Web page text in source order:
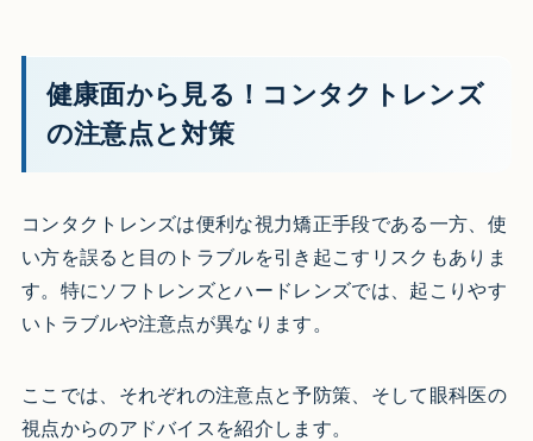
健康面から見る！コンタクトレンズ
の注意点と対策
コンタクトレンズは便利な視力矯正手段である一方、使
い方を誤ると目のトラブルを引き起こすリスクもありま
す。特にソフトレンズとハードレンズでは、起こりやす
いトラブルや注意点が異なります。
ここでは、それぞれの注意点と予防策、そして眼科医の
視点からのアドバイスを紹介します。